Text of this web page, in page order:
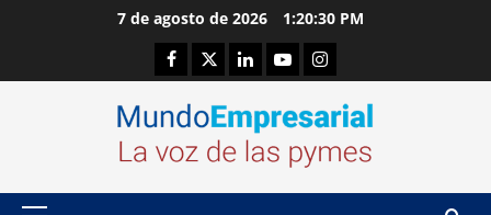
7 de agosto de 2026 1:20:31 PM
Facebook
TwitterLinkedinYoutubeInstagram